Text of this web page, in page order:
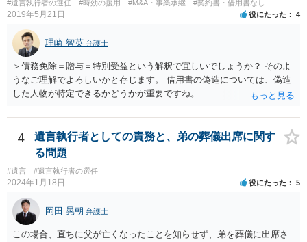
#遺言執行者の選任 #時効の援用 #M&A・事業承継 #契約書・借用書なし
2019年5月21日 役にたった 4
理崎 智英 弁護士
＞債務免除＝贈与＝特別受益という解釈で宜しいでしょうか？ そのよ
うなご理解でよろしいかと存じます。 借用書の偽造については、偽造
した人物が特定できるかどうかが重要ですね。
4
遺言執行者としての責務と、弟の葬儀出席に関す
る問題
#遺言 #遺言執行者の選任
2024年1月18日 役にたった 5
岡田 晃朝 弁護士
この場合、直ちに父が亡くなったことを知らせず、弟を葬儀に出席さ